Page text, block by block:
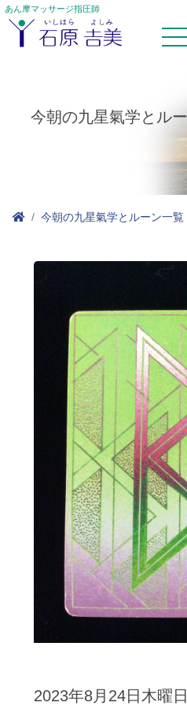
あん摩マッサージ指圧師
今朝の九星氣学とル
今朝の九星氣学とルーン一覧
2023年8月24日木曜日